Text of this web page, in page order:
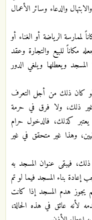
والدعاء وسائر الأعمال
لممارسة الرياضة أو الغناء أو
مكاناً للبيع والتجارة وعقد
ويعطلها ويلغي الدور
كان ذلك من أجل التعرف
أو غير ذلك، ولا فرق في حرمة
يعتبر كذلك، فالدخول حرام
وهذا غير متحقق في غير
فيبقى عنوان المسجد به
إعادة بناء المسجد فيما لو تم
يجوز هدم المسجد إذا كانت
لأنه عائق في هذه الحالة،